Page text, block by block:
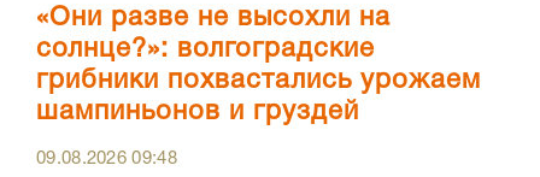
«Они разве не высохли на
солнце?»: волгоградские
грибники похвастались урожаем
шампиньонов и груздей
09.08.202609:48